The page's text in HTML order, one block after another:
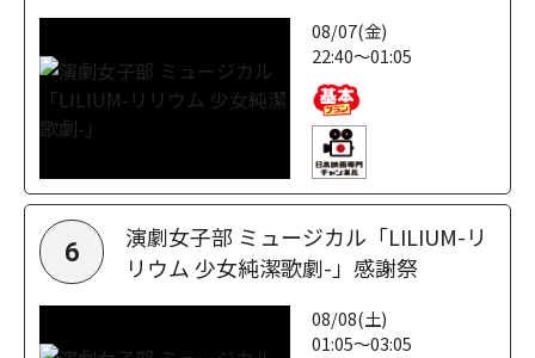
08/07(金)
22:40～01:05
6
演劇女子部 ミュージカル「LILIUM-リ
リウム 少女純潔歌劇-」感謝祭
08/08(土)
01:05～03:05